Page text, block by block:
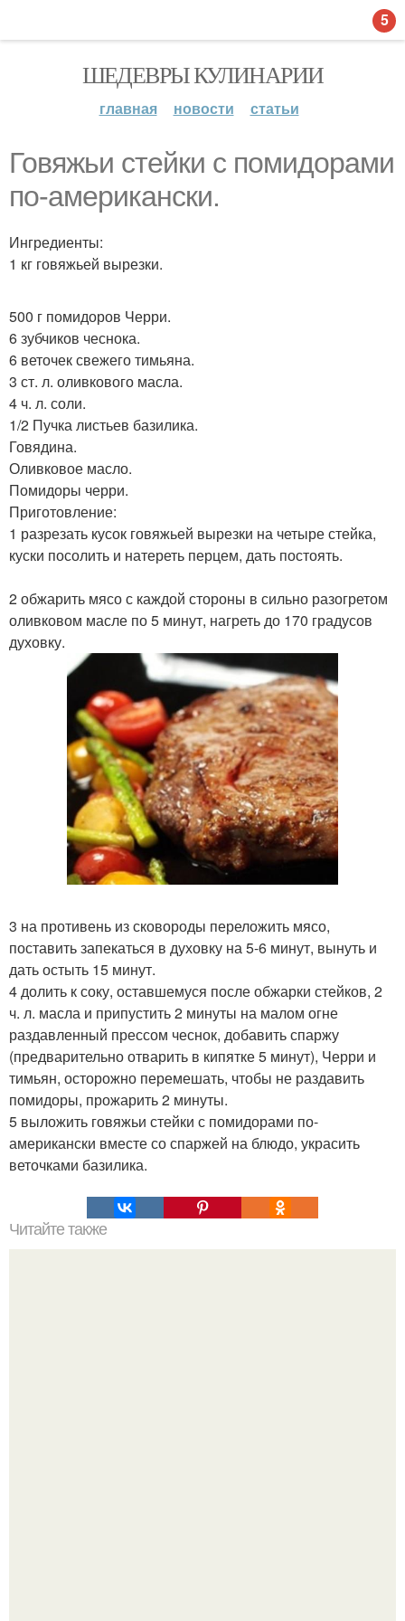
ШЕДЕВРЫ КУЛИНАРИИ
главная новости статьи
Говяжьи стейки с помидорами
по-американски.
Ингредиенты:
1 кг говяжьей вырезки.
500 г помидоров Черри.
6 зубчиков чеснока.
6 веточек свежего тимьяна.
3 ст. л. оливкового масла.
4 ч. л. соли.
1/2 Пучка листьев базилика.
Говядина.
Оливковое масло.
Помидоры черри.
Приготовление:
1 разрезать кусок говяжьей вырезки на четыре стейка,
куски посолить и натереть перцем, дать постоять.
2 обжарить мясо с каждой стороны в сильно разогретом
оливковом масле по 5 минут, нагреть до 170 градусов
духовку.
3 на противень из сковороды переложить мясо,
поставить запекаться в духовку на 5-6 минут, вынуть и
дать остыть 15 минут.
4 долить к соку, оставшемуся после обжарки стейков, 2
ч. л. масла и припустить 2 минуты на малом огне
раздавленный прессом чеснок, добавить спаржу
(предварительно отварить в кипятке 5 минут), Черри и
тимьян, осторожно перемешать, чтобы не раздавить
помидоры, прожарить 2 минуты.
5 выложить говяжьи стейки с помидорами по-
американски вместе со спаржей на блюдо, украсить
веточками базилика.
Читайте также
5